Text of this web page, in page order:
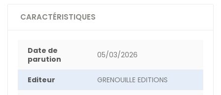
CARACTÉRISTIQUES
Date de
parution
05/03/2026
Editeur GRENOUILLE EDITIONS